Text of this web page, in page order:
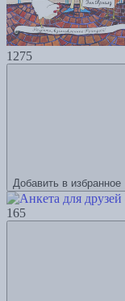
1275
Добавить в избранное
165